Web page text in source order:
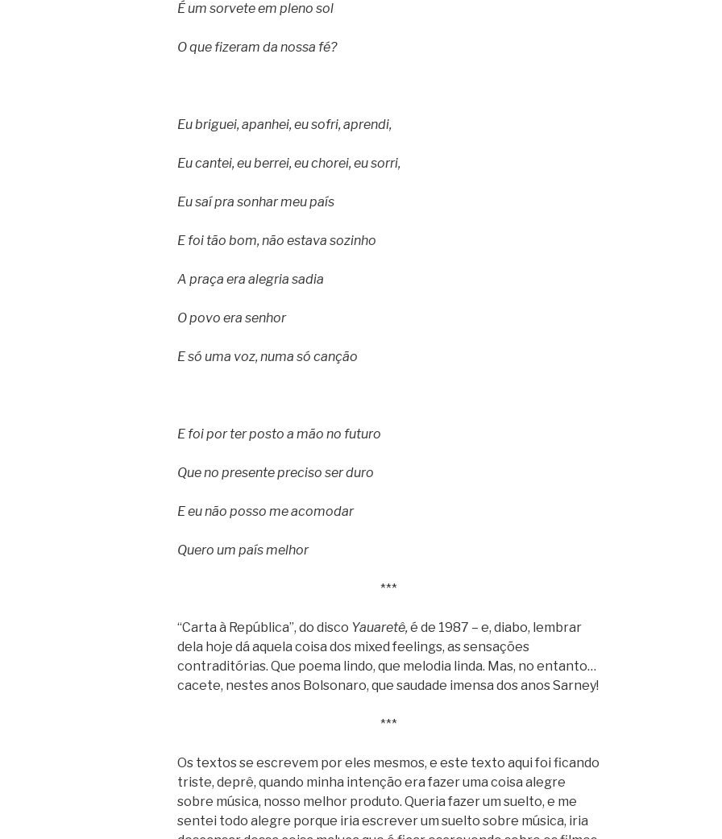
É um sorvete em pleno sol
O que fizeram da nossa fé?
Eu briguei, apanhei, eu sofri, aprendi,
Eu cantei, eu berrei, eu chorei, eu sorri,
Eu saí pra sonhar meu país
E foi tão bom, não estava sozinho
A praça era alegria sadia
O povo era senhor
E só uma voz, numa só canção
E foi por ter posto a mão no futuro
Que no presente preciso ser duro
E eu não posso me acomodar
Quero um país melhor
***
“Carta à República”, do disco Yauaretê, é de 1987 – e, diabo, lembrar
dela hoje dá aquela coisa dos mixed feelings, as sensações
contraditórias. Que poema lindo, que melodia linda. Mas, no entanto…
cacete, nestes anos Bolsonaro, que saudade imensa dos anos Sarney!
***
Os textos se escrevem por eles mesmos, e este texto aqui foi ficando
triste, deprê, quando minha intenção era fazer uma coisa alegre
sobre música, nosso melhor produto. Queria fazer um suelto, e me
sentei todo alegre porque iria escrever um suelto sobre música, iria